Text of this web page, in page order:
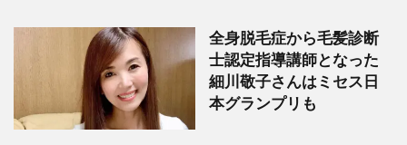
全身脱毛症から毛髪診断
士認定指導講師となった
細川敬子さんはミセス日
本グランプリも